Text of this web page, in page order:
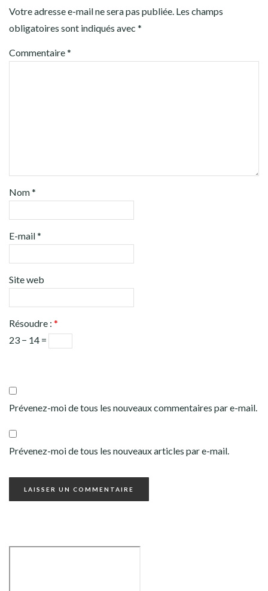
Votre adresse e-mail ne sera pas publiée. Les champs
obligatoires sont indiqués avec *
Commentaire*
Nom*
E-mail*
Site web
Résoudre : *
23 − 14 =
Prévenez-moi de tous les nouveaux commentaires par e-mail.
Prévenez-moi de tous les nouveaux articles par e-mail.